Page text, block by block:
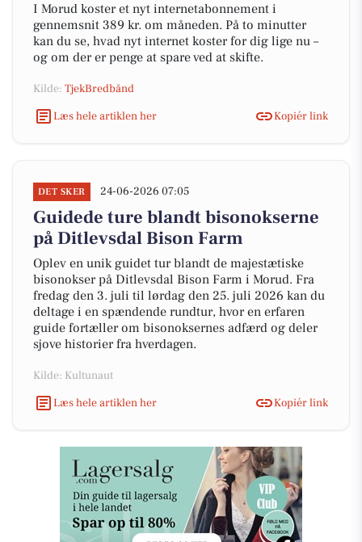
I Morud koster et nyt internetabonnement i
gennemsnit 389 kr. om måneden. På to minutter
kan du se, hvad nyt internet koster for dig lige nu –
og om der er penge at spare ved at skifte.
Kilde: TjekBredbånd
Læs hele artiklen her
Kopiér link
DET SKER 24-06-2026 07:05
Guidede ture blandt bisonokserne
på Ditlevsdal Bison Farm
Oplev en unik guidet tur blandt de majestætiske
bisonokser på Ditlevsdal Bison Farm i Morud. Fra
fredag den 3. juli til lørdag den 25. juli 2026 kan du
deltage i en spændende rundtur, hvor en erfaren
guide fortæller om bisonoksernes adfærd og deler
sjove historier fra hverdagen.
Kilde: Kultunaut
Læs hele artiklen her
Kopiér link